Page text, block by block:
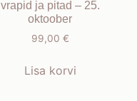
vrapid ja pitad – 25.
oktoober
99,00 €
Lisa korvi